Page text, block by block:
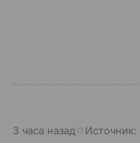
3 часа назад Источник: